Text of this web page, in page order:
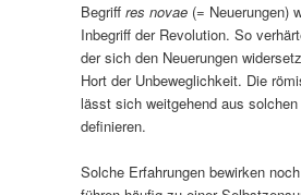
Begriffres novae (= Neuerungen)
Inbegriff der Revolution. So
der sich den Neuerungen
Hort der Unbeweglichkeit. Die
lässt sich weitgehend aus
definieren.
Solche Erfahrungen bewirken